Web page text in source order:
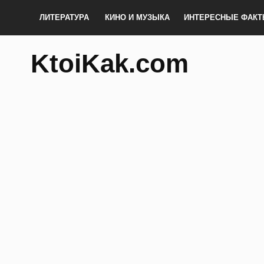
ЛИТЕРАТУРА КИНО И МУЗЫКА ИНТЕРЕСНЫЕ
KtoiKak.com